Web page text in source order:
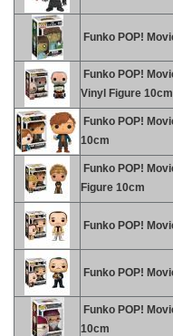
Funko POP!
Funko POP!
Vinyl Figure 10cm
Funko POP!
10cm
Funko POP!
Figure 10cm
Funko POP!
Funko POP!
Funko POP!
10cm